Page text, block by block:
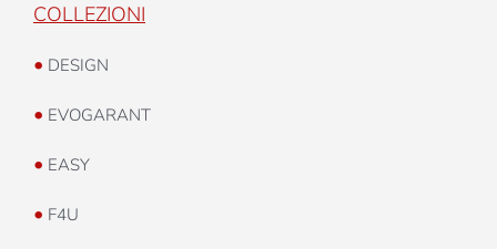
COLLEZIONI
• DESIGN
• EVOGARANT
• EASY
• F4U